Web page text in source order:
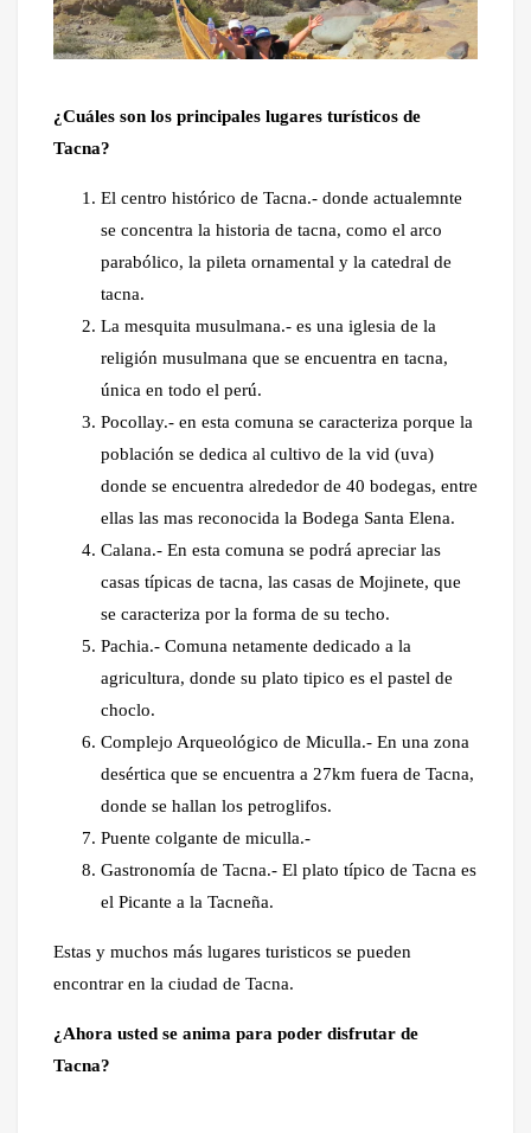
¿Cuáles son los principales lugares turísticos de
Tacna?
El centro histórico de Tacna.- donde actualemnte
se concentra la historia de tacna, como el arco
parabólico, la pileta ornamental y la catedral de
tacna.
La mesquita musulmana.- es una iglesia de la
religión musulmana que se encuentra en tacna,
única en todo el perú.
Pocollay.- en esta comuna se caracteriza porque la
población se dedica al cultivo de la vid (uva)
donde se encuentra alrededor de 40 bodegas, entre
ellas las mas reconocida la Bodega Santa Elena.
Calana.- En esta comuna se podrá apreciar las
casas típicas de tacna, las casas de Mojinete, que
se caracteriza por la forma de su techo.
Pachia.- Comuna netamente dedicado a la
agricultura, donde su plato tipico es el pastel de
choclo.
Complejo Arqueológico de Miculla.- En una zona
desértica que se encuentra a 27km fuera de Tacna,
donde se hallan los petroglifos.
Puente colgante de miculla.-
Gastronomía de Tacna.- El plato típico de Tacna es
el Picante a la Tacneña.
Estas y muchos más lugares turisticos se pueden
encontrar en la ciudad de Tacna.
¿Ahora usted se anima para poder disfrutar de
Tacna?